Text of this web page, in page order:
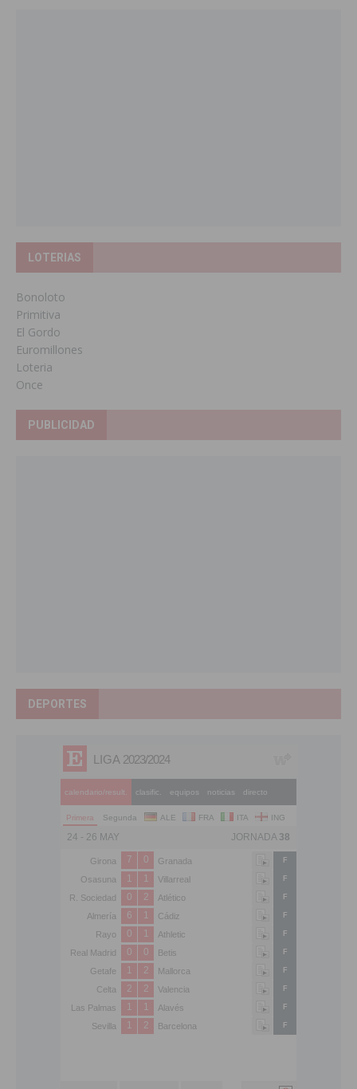
LOTERIAS
Bonoloto
Primitiva
El Gordo
Euromillones
Loteria
Once
PUBLICIDAD
DEPORTES